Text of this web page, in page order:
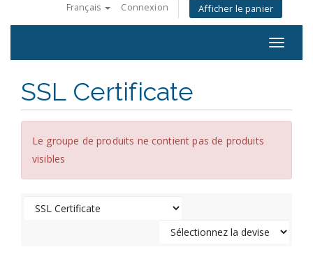
Français Connexion Afficher le panier
Toggle
SSL Certificate
Le groupe de produits ne contient pas de produits
visibles